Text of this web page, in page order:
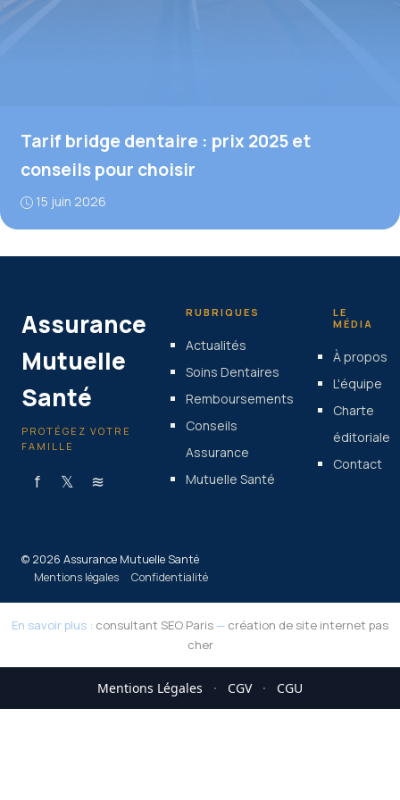
Tarif bridge dentaire : prix 2025 et
conseils pour choisir
15 juin 2026
Assurance
Mutuelle
Santé
PROTÉGEZ VOTRE
FAMILLE
f 𝕏 ≋
RUBRIQUES
Actualités
Soins Dentaires
Remboursements
Conseils
Assurance
Mutuelle Santé
LE
MÉDIA
À propos
L'équipe
Charte
éditoriale
Contact
© 2026 Assurance Mutuelle Santé
Mentions légales
Confidentialité
En savoir plus : consultant SEO Paris — création de site internet pas
cher
Mentions Légales · CGV · CGU